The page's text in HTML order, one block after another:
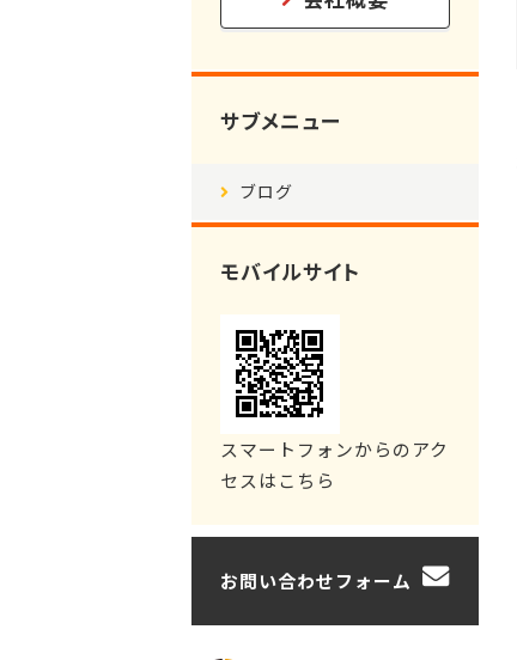
サブメニュー
ブログ
モバイルサイト
スマートフォンからのアク
セスはこちら
お問い合わせフォーム